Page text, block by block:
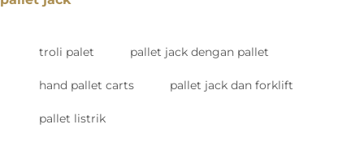
troli palet pallet jack dengan pallet
hand pallet carts pallet jack dan forklift
pallet listrik